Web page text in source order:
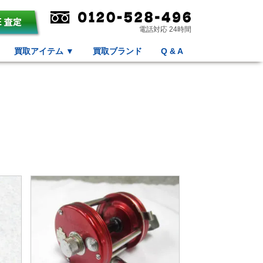
電話対応 24時間
買取アイテム ▼ 買取ブランド Q & A